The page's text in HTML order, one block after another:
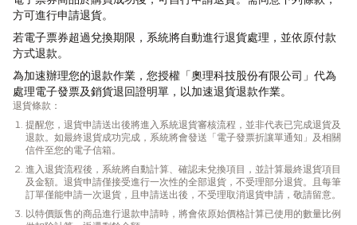
方可進行申請退貨。
若電子票券超過兌換期限，系統將自動進行退貨處理，並依原付款
方式退款。
為加速辦理您的退款作業，您授權「奧理科技股份有限公司」代為
處理電子發票及銷貨退回證明單，以加速退貨退款作業。
退貨條款：
提醒您，退貨申請送出後將進入系統退貨審核流程，並非代表已完成退貨及
退款。如最終退貨成功完成，系統將會發送「電子發票折讓單通知」及相關
信件至您的電子信箱。
進入退貨流程後，系統將自動計算、確認未兌換項目，並計算最終退貨項目
及金額。退貨申請僅接受進行一次性的全部退貨，不受理部分退貨。且每筆
訂單僅能申請一次退貨，且申請送出後，不受理取消退貨申請，敬請留意。
以特價販售的商品進行退款申請時，將會依原始價格計算已使用的數量比例